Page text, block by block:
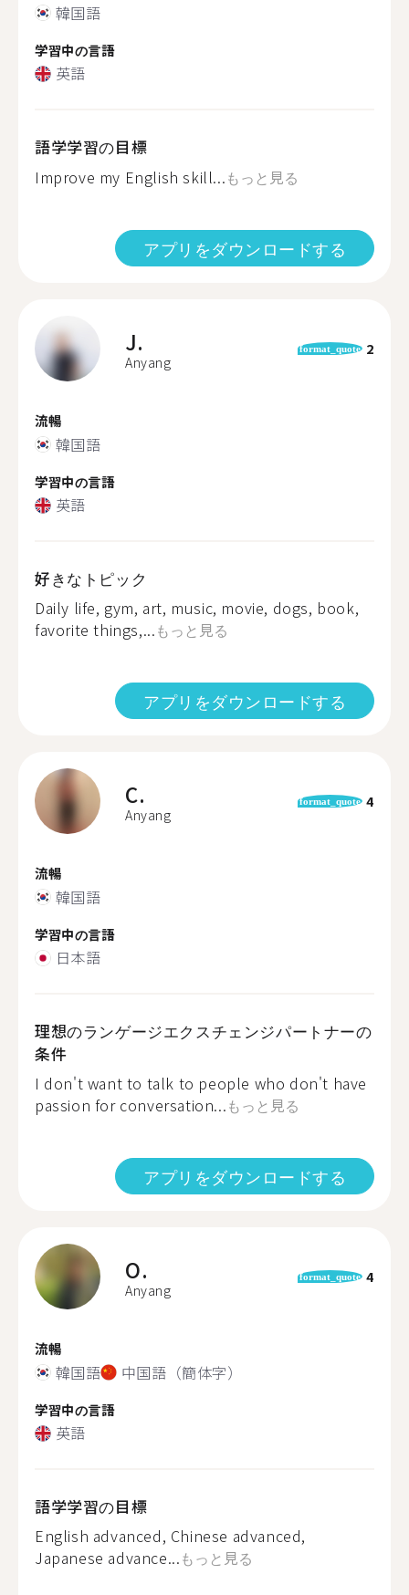
韓国語
学習中の言語
英語
語学学習の目標
Improve my English skill...もっと見る
アプリをダウンロードする
J.
Anyang
format_quote 2
流暢
韓国語
学習中の言語
英語
好きなトピック
Daily life, gym, art, music, movie, dogs, book,
favorite things,...もっと見る
アプリをダウンロードする
C.
Anyang
format_quote 4
流暢
韓国語
学習中の言語
日本語
理想のランゲージエクスチェンジパートナーの
条件
I don't want to talk to people who don't have
passion for conversation...もっと見る
アプリをダウンロードする
O.
Anyang
format_quote 4
流暢
韓国語 中国語（簡体字）
学習中の言語
英語
語学学習の目標
English advanced, Chinese advanced,
Japanese advance...もっと見る